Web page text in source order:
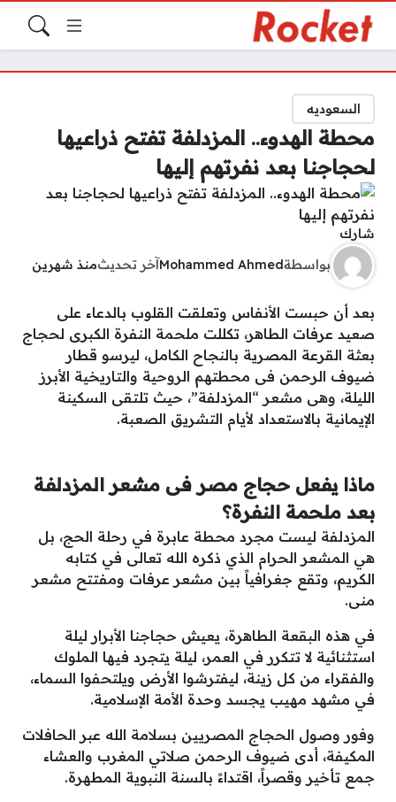
السعوديه
محطة الهدوء.. المزدلفة تفتح ذراعيها
لحجاجنا بعد نفرتهم إليها
شارك
بواسطةMohammed Ahmed آخر تحديثمنذ شهرين
بعد أن حبست الأنفاس وتعلقت القلوب بالدعاء على
صعيد عرفات الطاهر، تكللت ملحمة النفرة الكبرى لحجاج
بعثة القرعة المصرية بالنجاح الكامل، ليرسو قطار
ضيوف الرحمن فى محطتهم الروحية والتاريخية الأبرز
الليلة، وهى مشعر “المزدلفة”، حيث تلتقى السكينة
الإيمانية بالاستعداد لأيام التشريق الصعبة.
ماذا يفعل حجاج مصر فى مشعر المزدلفة
بعد ملحمة النفرة؟
المزدلفة ليست مجرد محطة عابرة في رحلة الحج، بل
هي المشعر الحرام الذي ذكره الله تعالى في كتابه
الكريم، وتقع جغرافياً بين مشعر عرفات ومفتتح مشعر
منى.
في هذه البقعة الطاهرة، يعيش حجاجنا الأبرار ليلة
استثنائية لا تتكرر في العمر، ليلة يتجرد فيها الملوك
والفقراء من كل زينة، ليفترشوا الأرض ويلتحفوا السماء،
في مشهد مهيب يجسد وحدة الأمة الإسلامية.
وفور وصول الحجاج المصريين بسلامة الله عبر الحافلات
المكيفة، أدى ضيوف الرحمن صلاتي المغرب والعشاء
جمع تأخير وقصراً، اقتداءً بالسنة النبوية المطهرة.